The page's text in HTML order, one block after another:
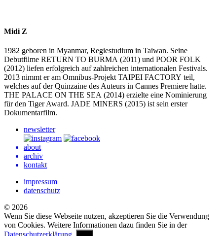
Midi Z
1982 geboren in Myanmar, Regiestudium in Taiwan. Seine
Debutfilme RETURN TO BURMA (2011) und POOR FOLK
(2012) liefen erfolgreich auf zahlreichen internationalen Festivals.
2013 nimmt er am Omnibus-Projekt TAIPEI FACTORY teil,
welches auf der Quinzaine des Auteurs in Cannes Premiere hatte.
THE PALACE ON THE SEA (2014) erzielte eine Nominierung
für den Tiger Award. JADE MINERS (2015) ist sein erster
Dokumentarfilm.
newsletter
about
archiv
kontakt
impressum
datenschutz
© 2026
Wenn Sie diese Webseite nutzen, akzeptieren Sie die Verwendung
von Cookies. Weitere Informationen dazu finden Sie in der